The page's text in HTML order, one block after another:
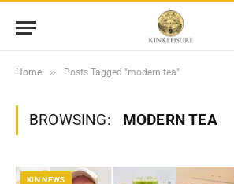
Home » Posts Tagged "modern tea"
BROWSING: MODERN TEA
KIN NEWS